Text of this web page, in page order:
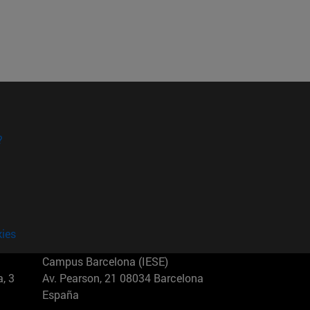
3
Campus Barcelona (IESE)
Av. Pearson, 21 08034 Barcelona
España